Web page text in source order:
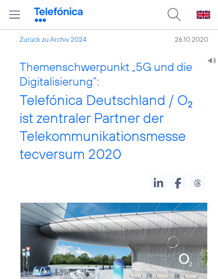
Zurück zu Archiv 2024 26.10.2020
Themenschwerpunkt „5G und die
Digitalisierung“:
Telefónica Deutschland / O2
ist zentraler Partner der
Telekommunikationsmesse
tecversum 2020